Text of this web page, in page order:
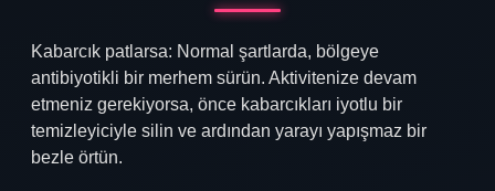
Kabarcık patlarsa: Normal şartlarda, bölgeye
antibiyotikli bir merhem sürün. Aktivitenize devam
etmeniz gerekiyorsa, önce kabarcıkları iyotlu bir
temizleyiciyle silin ve ardından yarayı yapışmaz bir
bezle örtün.